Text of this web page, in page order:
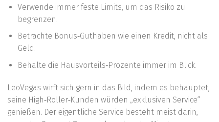
Verwende immer feste Limits, um das Risiko zu
begrenzen.
Betrachte Bonus‑Guthaben wie einen Kredit, nicht als
Geld.
Behalte die Hausvorteils‑Prozente immer im Blick.
LeoVegas wirft sich gern in das Bild, indem es behauptet,
seine High‑Roller‑Kunden würden „exklusiven Service“
genießen. Der eigentliche Service besteht meist darin,